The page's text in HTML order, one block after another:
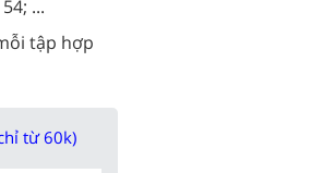
...
tập hợp
từ 60k)